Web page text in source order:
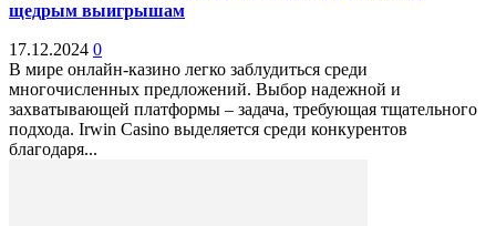
щедрым выигрышам
17.12.2024 0
В мире онлайн-казино легко заблудиться среди
многочисленных предложений. Выбор надежной и
захватывающей платформы – задача, требующая тщательного
подхода. Irwin Casino выделяется среди конкурентов
благодаря...